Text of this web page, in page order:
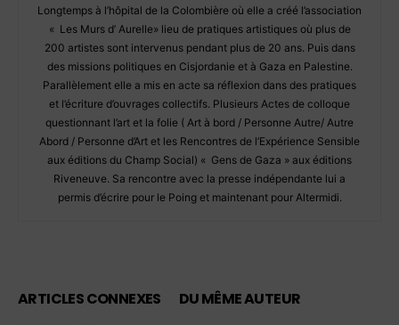
Longtemps à l’hôpital de la Colombière où elle a créé l’association
« Les Murs d’ Aurelle» lieu de pratiques artistiques où plus de
200 artistes sont intervenus pendant plus de 20 ans. Puis dans
des missions politiques en Cisjordanie et à Gaza en Palestine.
Parallèlement elle a mis en acte sa réflexion dans des pratiques
et l’écriture d’ouvrages collectifs. Plusieurs Actes de colloque
questionnant l’art et la folie ( Art à bord / Personne Autre/ Autre
Abord / Personne d’Art et les Rencontres de l’Expérience Sensible
aux éditions du Champ Social) « Gens de Gaza » aux éditions
Riveneuve. Sa rencontre avec la presse indépendante lui a
permis d’écrire pour le Poing et maintenant pour Altermidi.
ARTICLES CONNEXES DU MÊME AUTEUR